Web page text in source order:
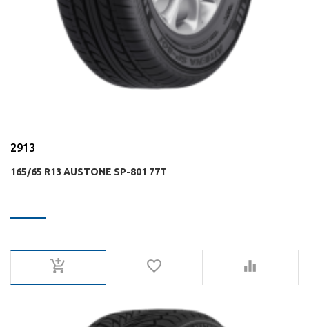
2913
165/65 R13 AUSTONE SP-801 77T